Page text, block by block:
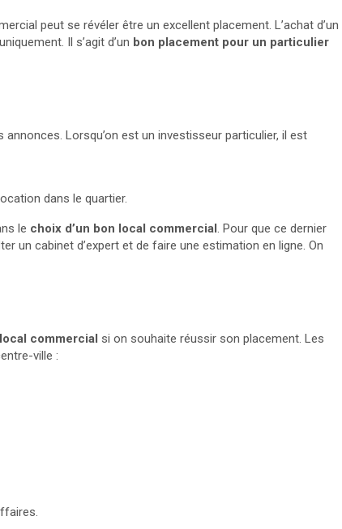
peut se révéler être un excellent placement. L’achat d’un
Il s’agit d’un bon placement pour un particulier
Lorsqu’on est un investisseur particulier, il est
dans le quartier.
le choix d’un bon local commercial. Pour que ce dernier
un cabinet d’expert et de faire une estimation en ligne. On
commercial si on souhaite réussir son placement. Les
ville :